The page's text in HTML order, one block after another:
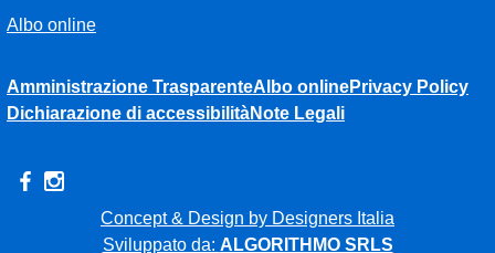
Albo online
Amministrazione TrasparenteAlbo onlinePrivacy Policy
Dichiarazione di accessibilitàNote Legali
Concept & Design by Designers Italia
Sviluppato da: ALGORITHMO SRLS